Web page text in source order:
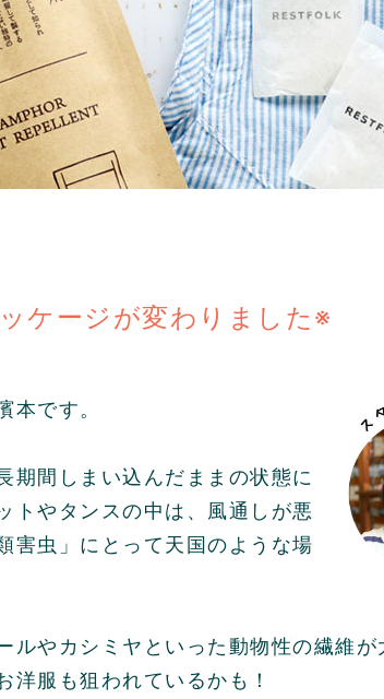
ケージが変わりました※
本です。
期間しまい込んだままの状態に
トやタンスの中は、風通しが悪
害虫」にとって天国のような場
ルやカシミヤといった動物性の繊維が
洋服も狙われているかも！